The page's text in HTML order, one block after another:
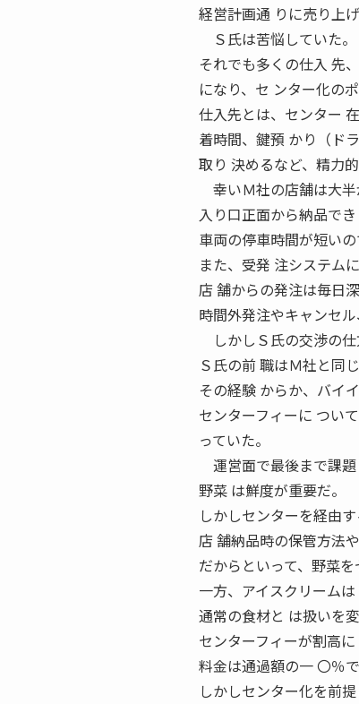
経営計画通 りに売り上
Ｓ氏は苦悩していた。
それでも多くの仕入 先
になり、セ ンター化の
仕入先とは、センター
着時間、鍵預 かり（ド
取り 決めるなど、精力
幸いＭ社の店舗は大半
入り口正面から納品で
車両の停車時間が短い
また、受発 注システム
店 舗からの発注は毎日
時間外発注やキャンセ
しかしＳ氏の交渉の仕
Ｓ氏の前 職はＭ社と同
その経験 からか、バイ
センターフィーに つい
っていた。
運営面で最後まで課題
野菜 は鮮度が重要だ。
しかしセンターを経由
店 舗納品時の保管方法
だからといって、野菜
一方、アイスクリーム
通常の食材と は扱いを
センターフィーが割高
料金は通過額の一 〇％
しかしセンター化を前